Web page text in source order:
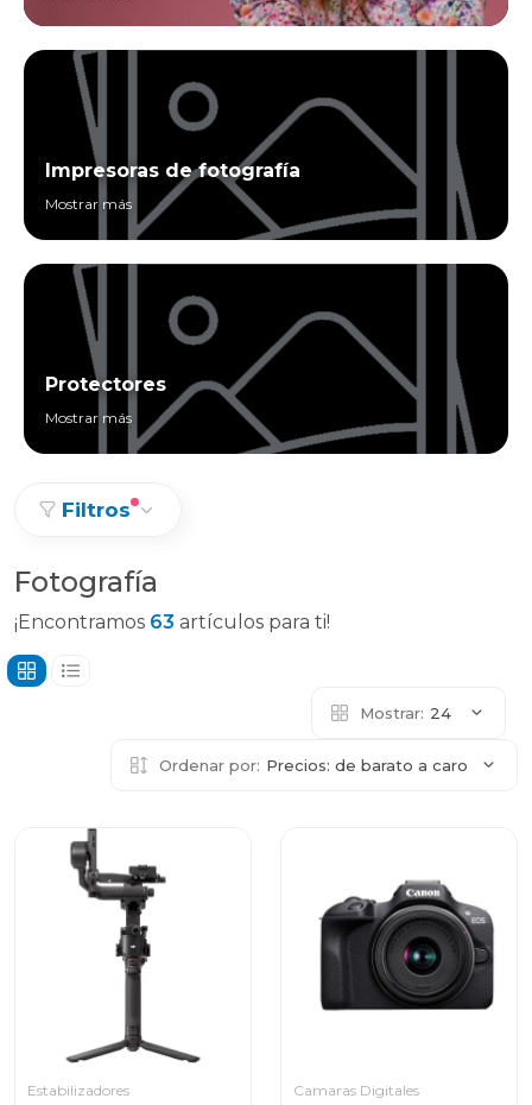
Impresoras de fotografía
Mostrar más
Protectores
Mostrar más
Filtros
Fotografía
¡Encontramos 63 artículos para ti!
Mostrar: 24
Ordenar por: Precios: de barato a caro
Estabilizadores Camaras Digitales